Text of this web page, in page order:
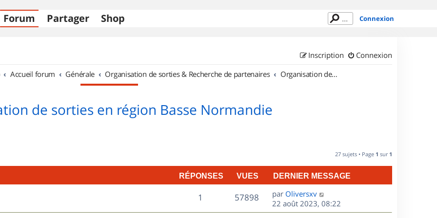
Forum Partager Shop Connexion
Connexion
Inscription
Accueil forum Générale Organisation de sorties & Recherche de partenaires Organisation de sorties en région Basse Normandie
de sorties en région Basse Normandie
27 sujets • Page 1 sur 1
RÉPONSES VUES DERNIER MESSAGE
1
é
57898V
u
D
e
r
par Oliversxv
22 août 2023, 08:22